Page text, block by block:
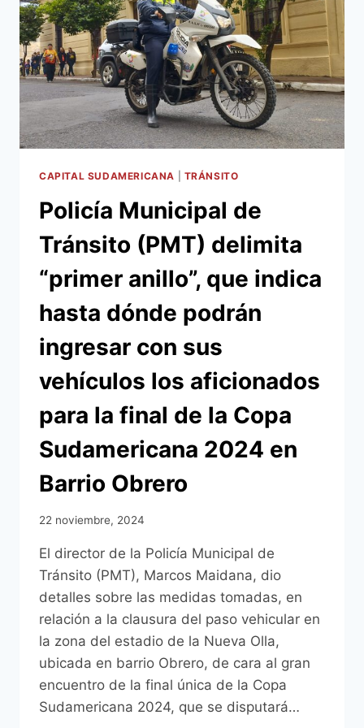
DESDE
LA
FECHA
HASTA
EL
PRÓXIMO
DOMINGO
24
NOVIEMBRE,
LAS
NORTE
SUR,
DISPOSICIÓN
LA
DE
CAPITAL SUDAMERICANA TRÁNSITO
Policía Municipal de
Tránsito (PMT) delimita
“primer anillo”, que indica
hasta dónde podrán
ingresar con sus
vehículos los aficionados
para la final de la Copa
Sudamericana 2024 en
Barrio Obrero
22 noviembre, 2024
El director de la Policía Municipal de
Tránsito (PMT), Marcos Maidana, dio
detalles sobre las medidas tomadas, en
relación a la clausura del paso vehicular en
la zona del estadio de la Nueva Olla,
ubicada en barrio Obrero, de cara al gran
encuentro de la final única de la Copa
Sudamericana 2024, que se disputará…